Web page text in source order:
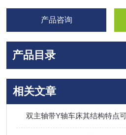
产品咨询
产品目录
相关文章
双主轴带Y轴车床其结构特点